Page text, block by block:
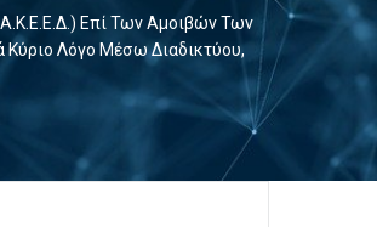
Επί Των Αμοιβών Των
Λόγο Μέσω Διαδικτύου,